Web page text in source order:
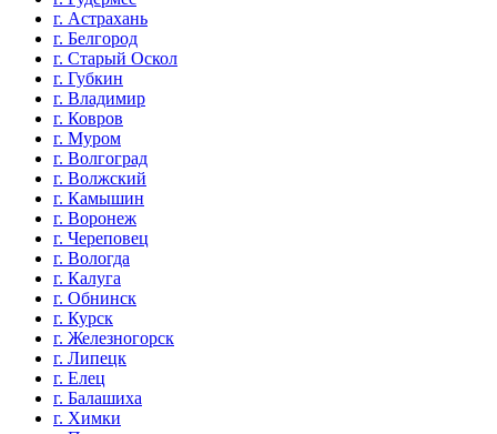
г. Астрахань
г. Белгород
г. Старый Оскол
г. Губкин
г. Владимир
г. Ковров
г. Муром
г. Волгоград
г. Волжский
г. Камышин
г. Воронеж
г. Череповец
г. Вологда
г. Калуга
г. Обнинск
г. Курск
г. Железногорск
г. Липецк
г. Елец
г. Балашиха
г. Химки